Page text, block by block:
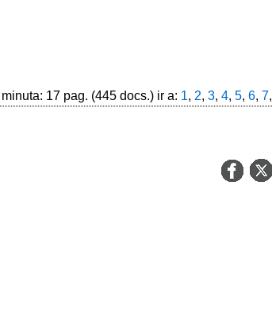
17 pag. (445 docs.) ir a: 1, 2, 3, 4, 5, 6, 7,